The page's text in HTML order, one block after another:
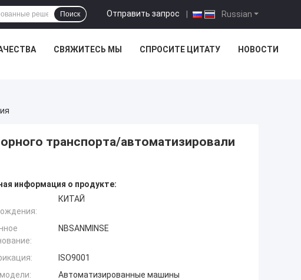
Russian
Отправить запрос |
Поиск
СВЯЖИТЕСЬ МЫ СПРОСИТЕ ЦИТАТУ НОВОСТИ
транспорта/автоматизировали
информация о продукте:
КИТАЙ
NBSANMINSE
ISO9001
Автоматизированные машины